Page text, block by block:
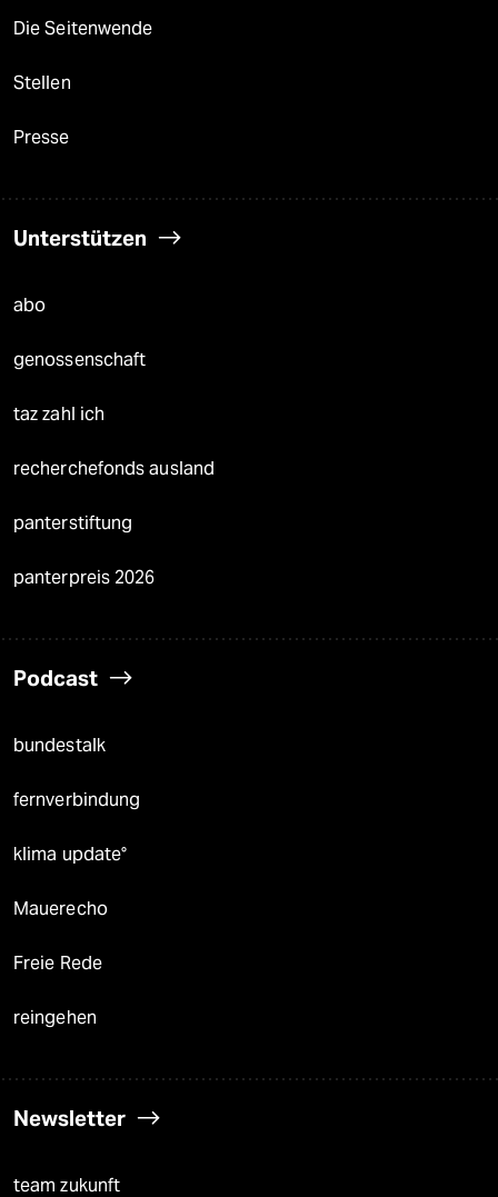
Die Seitenwende
Stellen
Presse
Unterstützen
abo
genossenschaft
taz zahl ich
recherchefonds ausland
panterstiftung
panterpreis 2026
Podcast
bundestalk
fernverbindung
klima update°
Mauerecho
Freie Rede
reingehen
Newsletter
team zukunft